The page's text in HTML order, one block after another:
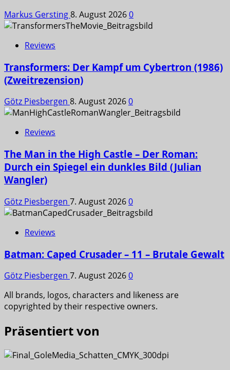
Markus Gersting8. August 20260
Reviews
Transformers: Der Kampf um Cybertron (1986)
(Zweitrezension)
Götz Piesbergen 8. August 20260
Reviews
The Man in the High Castle – Der Roman:
Durch ein Spiegel ein dunkles Bild (Julian
Wangler)
Götz Piesbergen 7. August 20260
Reviews
Batman: Caped Crusader – 11 – Brutale Gewalt
Götz Piesbergen 7. August 20260
All brands, logos, characters and likeness are
copyrighted by their respective owners.
Präsentiert von